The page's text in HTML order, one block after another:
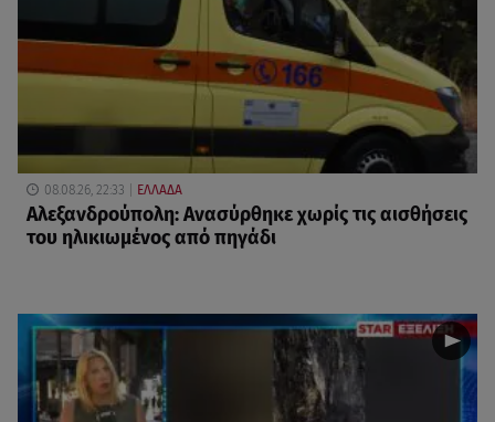
08.08.26, 22:33 ΕΛΛΑΔΑ
Αλεξανδρούπολη: Ανασύρθηκε χωρίς τις αισθήσεις
του ηλικιωμένος από πηγάδι